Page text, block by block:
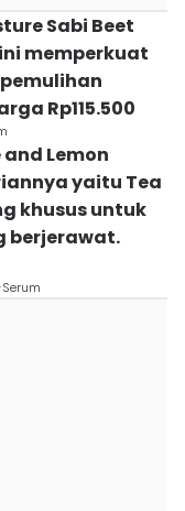
Sabi Beet
memperkuat
Rp115.500
Lemon
yaitu Tea
khusus untuk
berjerawat.